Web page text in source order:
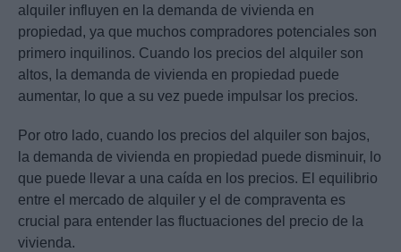
alquiler influyen en la demanda de vivienda en
propiedad, ya que muchos compradores potenciales son
primero inquilinos. Cuando los precios del alquiler son
altos, la demanda de vivienda en propiedad puede
aumentar, lo que a su vez puede impulsar los precios.
Por otro lado, cuando los precios del alquiler son bajos,
la demanda de vivienda en propiedad puede disminuir, lo
que puede llevar a una caída en los precios. El equilibrio
entre el mercado de alquiler y el de compraventa es
crucial para entender las fluctuaciones del precio de la
vivienda.